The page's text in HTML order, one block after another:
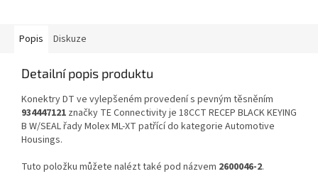
Popis Diskuze
Detailní popis produktu
Konektry DT ve vylepšeném provedení s pevným těsněním
934447121 značky TE Connectivity je 18CCT RECEP BLACK KEYING
B W/SEAL řady Molex ML-XT patřící do kategorie Automotive
Housings.
Tuto položku můžete nalézt také pod názvem 2600046-2.